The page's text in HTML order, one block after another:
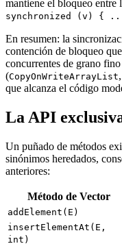
mantiene el bloqueo entre
synchronized (v) {
En resumen: la
contención de bloqueo
concurrentes de grano
(CopyOnWriteArrayList,
que alcanza el código
La API
Un puñado de métodos
sinónimos heredados,
anteriores:
Método de Vector
addElement(E)
insertElementAt(E,
int)